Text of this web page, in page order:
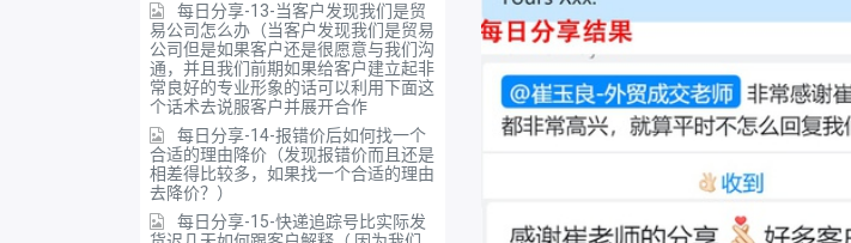
每日分享-13-当客户发现我们是贸
易公司怎么办（当客户发现我们是贸易
公司但是如果客户还是很愿意与我们沟
通，并且我们前期如果给客户建立起非
常良好的专业形象的话可以利用下面这
个话术去说服客户并展开合作
每日分享-14-报错价后如何找一个
合适的理由降价（发现报错价而且还是
相差得比较多，如果找一个合适的理由
去降价？）
每日分享-15-快递追踪号比实际发